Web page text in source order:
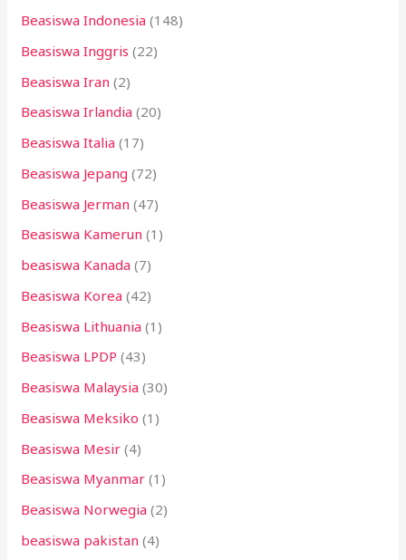
Beasiswa Indonesia (148)
Beasiswa Inggris (22)
Beasiswa Iran (2)
Beasiswa Irlandia (20)
Beasiswa Italia (17)
Beasiswa Jepang (72)
Beasiswa Jerman (47)
Beasiswa Kamerun (1)
beasiswa Kanada (7)
Beasiswa Korea (42)
Beasiswa Lithuania (1)
Beasiswa LPDP (43)
Beasiswa Malaysia (30)
Beasiswa Meksiko (1)
Beasiswa Mesir (4)
Beasiswa Myanmar (1)
Beasiswa Norwegia (2)
beasiswa pakistan (4)